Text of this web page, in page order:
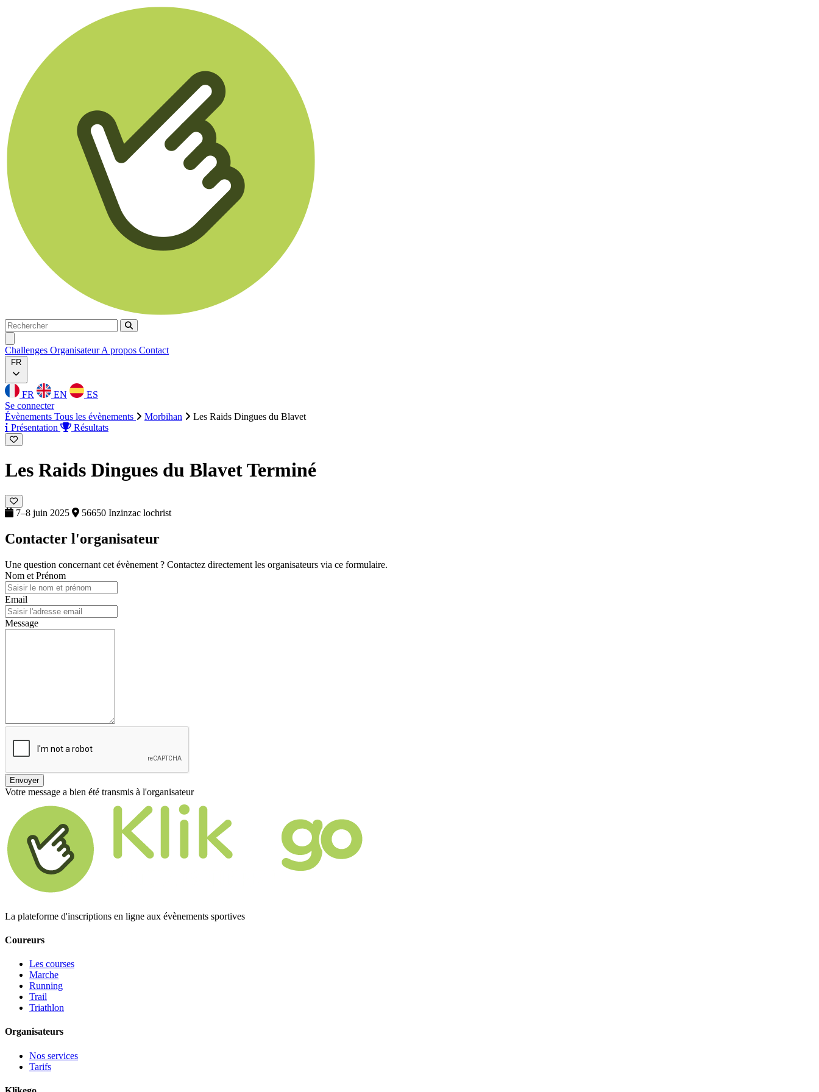
Rechercher
Rechercher
Challenges OrganisateurA propos Contact
FR
FR EN
ES
Se connecter
Évènements Tous les évènements Morbihan
Les Raids Dingues du Blavet
Présentation
Résultats
Les Raids Dingues du BlavetTerminé
7–8 juin 2025 56650 Inzinzac lochrist
Contacter l'organisateur
Une question concernant cet évènement ? Contactez directement les organisateurs via ce formulaire.
Nom et Prénom
Email
Message
Envoyer
Votre message a bien été transmis à l'organisateur
La plateforme d'inscriptions en ligne aux évènements sportives
Coureurs
Les courses
Marche
Running
Trail
Triathlon
Organisateurs
Nos services
Tarifs